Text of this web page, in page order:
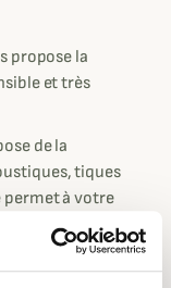
propose la
et très
de la
tiques
permet à votre
répulsif
en machine 100